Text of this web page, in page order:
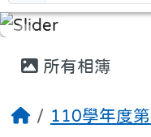
所有相簿
110學年度